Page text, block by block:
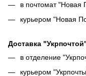
в почтомат "Новая
курьером "Новая
Доставка
в отделение
курьером